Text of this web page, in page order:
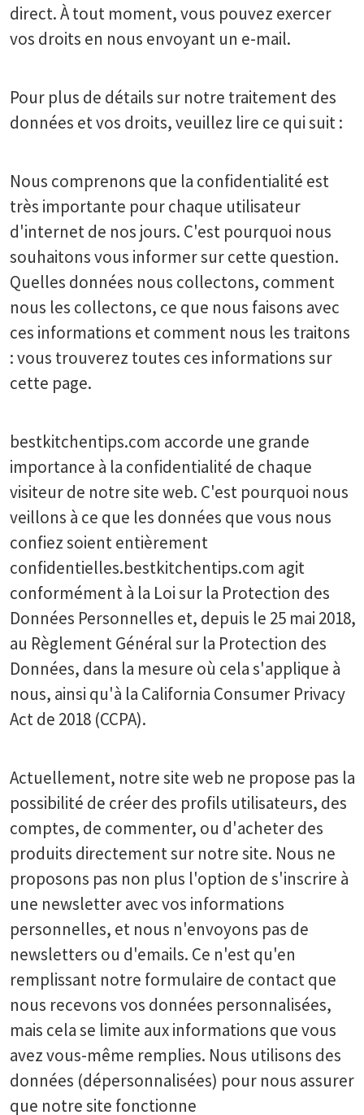
direct. À tout moment, vous pouvez exercer
vos droits en nous envoyant un e-mail.
Pour plus de détails sur notre traitement des
données et vos droits, veuillez lire ce qui suit :
Nous comprenons que la confidentialité est
très importante pour chaque utilisateur
d'internet de nos jours. C'est pourquoi nous
souhaitons vous informer sur cette question.
Quelles données nous collectons, comment
nous les collectons, ce que nous faisons avec
ces informations et comment nous les traitons
: vous trouverez toutes ces informations sur
cette page.
bestkitchentips.com accorde une grande
importance à la confidentialité de chaque
visiteur de notre site web. C'est pourquoi nous
veillons à ce que les données que vous nous
confiez soient entièrement
confidentielles.bestkitchentips.com agit
conformément à la Loi sur la Protection des
Données Personnelles et, depuis le 25 mai 2018,
au Règlement Général sur la Protection des
Données, dans la mesure où cela s'applique à
nous, ainsi qu'à la California Consumer Privacy
Act de 2018 (CCPA).
Actuellement, notre site web ne propose pas la
possibilité de créer des profils utilisateurs, des
comptes, de commenter, ou d'acheter des
produits directement sur notre site. Nous ne
proposons pas non plus l'option de s'inscrire à
une newsletter avec vos informations
personnelles, et nous n'envoyons pas de
newsletters ou d'emails. Ce n'est qu'en
remplissant notre formulaire de contact que
nous recevons vos données personnalisées,
mais cela se limite aux informations que vous
avez vous-même remplies. Nous utilisons des
données (dépersonnalisées) pour nous assurer
que notre site fonctionne